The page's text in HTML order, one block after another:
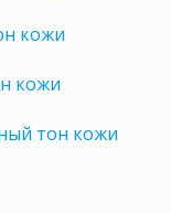
кожи
кожи
тон кожи